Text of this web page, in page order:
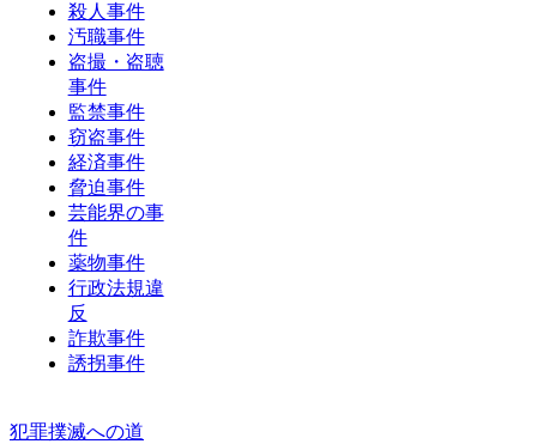
殺人事件
汚職事件
盗撮・盗聴
事件
監禁事件
窃盗事件
経済事件
脅迫事件
芸能界の事
件
薬物事件
行政法規違
反
詐欺事件
誘拐事件
犯罪撲滅への道